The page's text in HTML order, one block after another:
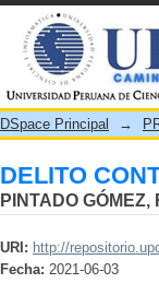
DELITO
DSpace Principal →
DELITO
PINTADO GÓMEZ,
URI: http://
Fecha: 2021-06-03